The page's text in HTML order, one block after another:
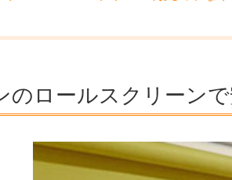
のロールスクリーン